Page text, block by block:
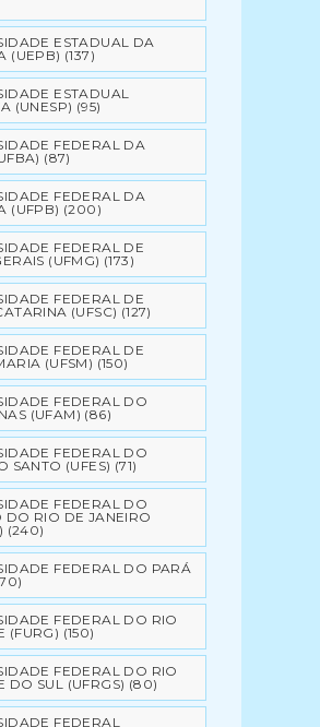
ESTADUAL DA
(UEPB) (137)
ESTADUAL
(UNESP) (95)
FEDERAL DA
(87)
FEDERAL DA
(UFPB) (200)
FEDERAL DE
(UFMG) (173)
FEDERAL DE
(UFSC) (127)
FEDERAL DE
(UFSM) (150)
FEDERAL DO
(UFAM) (86)
FEDERAL DO
SANTO (UFES) (71)
FEDERAL DO
DO RIO DE JANEIRO
(240)
FEDERAL DO PARÁ
FEDERAL DO RIO
(FURG) (150)
FEDERAL DO RIO
DO SUL (UFRGS) (80)
FEDERAL